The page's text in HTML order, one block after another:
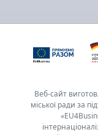
Веб-сайт
міської ради за